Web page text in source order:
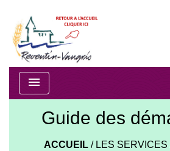
menu
Guide des
ACCUEIL / LES SERVICES